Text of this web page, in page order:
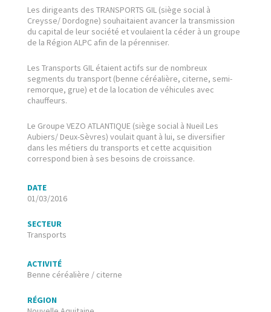
Les dirigeants des TRANSPORTS GIL (siège social à
Creysse/ Dordogne) souhaitaient avancer la transmission
du capital de leur société et voulaient la céder à un groupe
de la Région ALPC afin de la pérenniser.
Les Transports GIL étaient actifs sur de nombreux
segments du transport (benne céréalière, citerne, semi-
remorque, grue) et de la location de véhicules avec
chauffeurs.
Le Groupe VEZO ATLANTIQUE (siège social à Nueil Les
Aubiers/ Deux-Sèvres) voulait quant à lui, se diversifier
dans les métiers du transports et cette acquisition
correspond bien à ses besoins de croissance.
DATE
01/03/2016
SECTEUR
Transports
ACTIVITÉ
Benne céréalière / citerne
RÉGION